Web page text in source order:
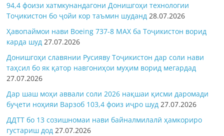
94,4 фоизи хатмкунандагони Донишгоҳи технологии
Тоҷикистон бо ҷойи кор таъмин шуданд 28.07.2026
Ҳавопаймои нави Boeing 737-8 MAX ба Тоҷикистон ворид
карда шуд 27.07.2026
Донишгоҳи славянии Русияву Тоҷикистон дар соли нави
таҳсил бо як қатор навгониҳои муҳим ворид мегардад
27.07.2026
Дар шаш моҳи аввали соли 2026 нақшаи қисми даромади
буҷети ноҳияи Варзоб 103,4 фоиз иҷро шуд 27.07.2026
ДДТТ бо 13 созишномаи нави байналмилалӣ ҳамкориро
густариш дод 27.07.2026